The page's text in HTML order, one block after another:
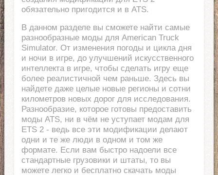
обязательно пригодится и в ATS.
В данном разделе вы сможете найти самые
разнообразные моды для American Truck
Simulator. От изменения погоды и цикла дня
и ночи в игре, до улучшений искусственного
интеллекта в игре, чтобы сделать игру еще
более реалистичной чем раньше. Здесь вы
найдете даже целые новые регионы и сотни
километров новых дорог для исследования.
Разнообразие, которое готовы предоставить
моды ATS, ни в чём не уступает модам для
ETS 2 - ведь все эти модификации делают
одни и те же люди в одном и том же
формате. Если вам быстро надоели все
стандартные грузовики и штаты, то вы
можете легко и бесплатно скачать моды